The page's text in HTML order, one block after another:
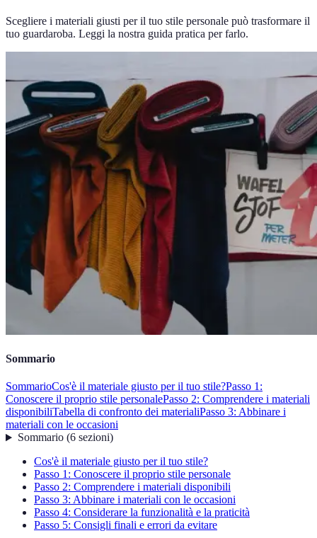
Scegliere i materiali giusti per il tuo stile personale può trasformare il
tuo guardaroba. Leggi la nostra guida pratica per farlo.
Sommario
SommarioCos'è il materiale giusto per il tuo stile?Passo 1:
Conoscere il proprio stile personalePasso 2: Comprendere i materiali
disponibiliTabella di confronto dei materialiPasso 3: Abbinare i
materiali con le occasioni
Sommario(6 sezioni)
Cos'è il materiale giusto per il tuo stile?
Passo 1: Conoscere il proprio stile personale
Passo 2: Comprendere i materiali disponibili
Passo 3: Abbinare i materiali con le occasioni
Passo 4: Considerare la funzionalità e la praticità
Passo 5: Consigli finali e errori da evitare